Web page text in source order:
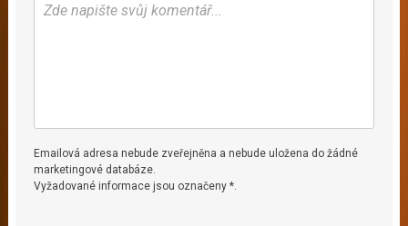
Emailová adresa nebude zveřejněna a nebude uložena do žádné
marketingové databáze.
Vyžadované informace jsou označeny *.